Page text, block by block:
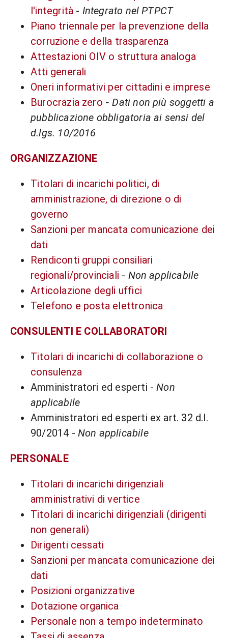
l'integrità - Integrato nel PTPCT
Piano triennale per la prevenzione della
corruzione e della trasparenza
Attestazioni OIV o struttura analoga
Atti generali
Oneri informativi per cittadini e imprese
Burocrazia zero -Dati non più soggetti a
pubblicazione obbligatoria ai sensi del
d.lgs. 10/2016
ORGANIZZAZIONE
Titolari di incarichi politici, di
amministrazione, di direzione o di
governo
Sanzioni per mancata comunicazione dei
dati
Rendiconti gruppi consiliari
regionali/provinciali - Non applicabile
Articolazione degli uffici
Telefono e posta elettronica
CONSULENTI E COLLABORATORI
Titolari di incarichi di collaborazione o
consulenza
Amministratori ed esperti -Non
applicabile
Amministratori ed esperti ex art. 32 d.l.
90/2014 - Non applicabile
PERSONALE
Titolari di incarichi dirigenziali
amministrativi di vertice
Titolari di incarichi dirigenziali (dirigenti
non generali)
Dirigenti cessati
Sanzioni per mancata comunicazione dei
dati
Posizioni organizzative
Dotazione organica
Personale non a tempo indeterminato